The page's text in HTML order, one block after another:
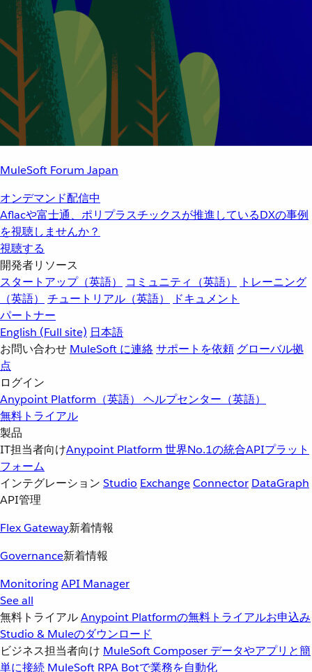
MuleSoft Forum Japan
オンデマンド配信中
Aflacや富士通、ポリプラスチックスが推進しているDXの事例
を視聴しませんか？
視聴する
開発者リソース
スタートアップ（英語）
コミュニティ（英語）
トレーニング
（英語）
チュートリアル（英語）
ドキュメント
パートナー
English (Full site) 日本語
お問い合わせ MuleSoft に連絡サポートを依頼 グローバル拠
点
ログイン
Anypoint Platform（英語） ヘルプセンター（英語）
無料トライアル
製品
IT担当者向けAnypoint Platform 世界No.1の統合APIプラット
フォーム
インテグレーション Studio ExchangeConnector DataGraph
API管理
Flex Gateway新着情報
Governance新着情報
MonitoringAPI Manager
See all
無料トライアルAnypoint Platformの無料トライアルお申込み
Studio & Muleのダウンロード
ビジネス担当者向け MuleSoft Composer データやアプリと簡
単に接続 MuleSoft RPA Botで業務を自動化